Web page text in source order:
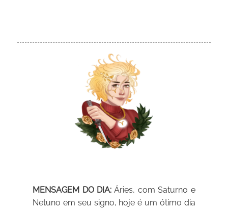
MENSAGEM DO DIA: Áries, com Saturno e
Netuno em seu signo, hoje é um ótimo dia